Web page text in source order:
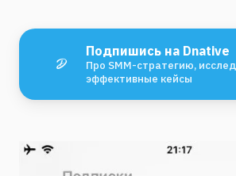
Подпишись на Dnative
Про SMM-стратегию,
эффективные кейсы